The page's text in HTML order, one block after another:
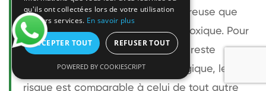
son nid. Sa piqûre est plus douloureuse que
celle d'une guêpe sans être plus toxique. Pour
une personne non allergique, elle reste
bénigne. Pour une personne allergique, le
risque est comparable à celui de tout autre
qu'ils ont collectées lors de votre utilisation
de leurs services. En savoir plus
ACCEPTER TOUT REFUSER TOUT
POWERED BY COOKIESCRIPT